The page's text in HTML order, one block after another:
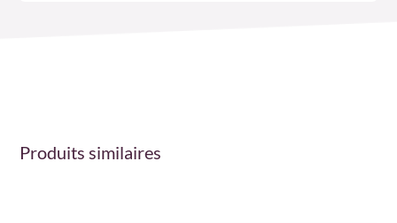
Produits similaires